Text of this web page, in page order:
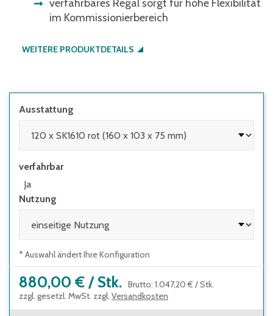
verfahrbares Regal sorgt für hohe Flexibilität
im Kommissionierbereich
WEITERE PRODUKTDETAILS
Ausstattung
verfahrbar
Ja
Nutzung
* Auswahl ändert Ihre Konfiguration
880,00 € / Stk. Brutto: 1.047,20 € /Stk.
zzgl. gesetzl. MwSt. zzgl. Versandkosten